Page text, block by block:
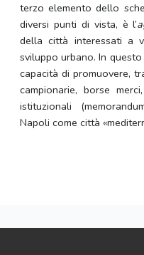
terzo elemento dello
diversi punti di vista, è l’
della città interessati a
sviluppo urbano. In
capacità di promuovere,
campionarie, borse
istituzionali
Napoli come città